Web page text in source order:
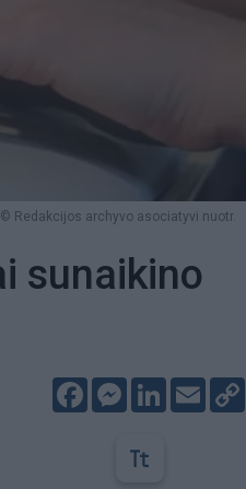
© Redakcijos archyvo asociatyvi nuotr.
sunaikino
FacebookMessenger
LinkedIn
Email